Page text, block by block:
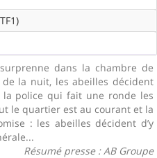
dans la chambre de
la nuit, les abeilles décident
police qui fait une ronde les
le quartier est au courant et la
: les abeilles décident d’y
Résumé presse : AB Groupe